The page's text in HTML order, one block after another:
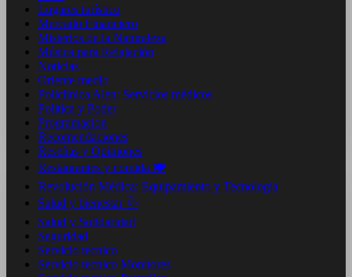
Lugares turístico
Mercado Financiero
Misterios de la Naturaleza
Música para Relajación
Noticias
Oriente medio
Policlinica Alen: Servicios médicos
Politica y Poder
Programacion
Recomendaciones
Reseñas y Opiniones
Restaurantes y comida 🍽️
Revolución Médica: Equipamiento y Tecnología
Salud y bienestar 🩺
Salud y Solidaridad
Seguridad
Servicio tecnico
Servicio tecnico Monitores